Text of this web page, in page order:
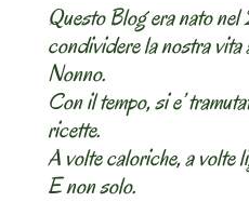
Questo Blog era nato
condividere la nostra
Nonno.
Con il tempo, si e’
ricette.
A volte caloriche, a volte
E non solo.